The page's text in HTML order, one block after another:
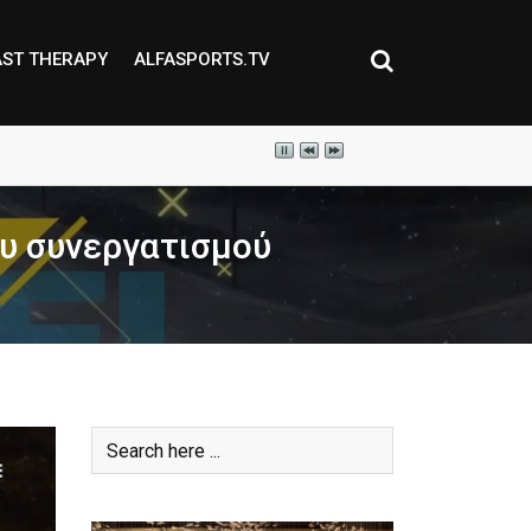
THERAPY ALFASPORTS.TV
συνεργατισμού